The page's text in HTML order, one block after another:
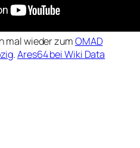
mal wieder zumOMAD
.Ares64 bei Wiki Data